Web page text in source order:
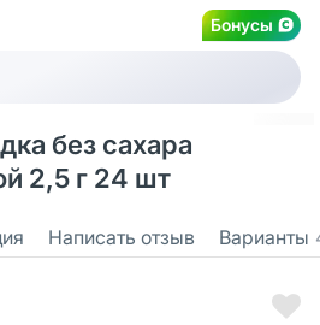
Бонусы
без сахара
2,5 г 24 шт
Написать отзыв Варианты